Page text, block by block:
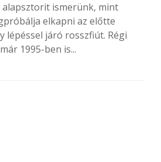
alapsztorit ismerünk, mint
elkapni az előtte
lépéssel járó rosszfiút. Régi
1995-ben is...